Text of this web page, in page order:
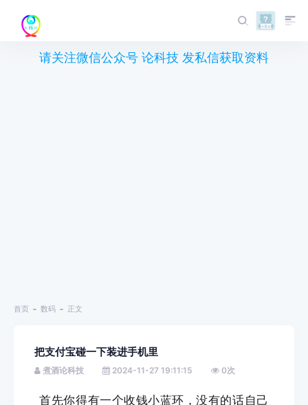
请关注微信公众号 论科技 发私信获取资料
首页 数码 正文
把支付宝碰一下装进手机里
煮酒论科技 2024-11-27 19:11:15 0次
首先你得有一个收钱小蓝环，没有的话自己